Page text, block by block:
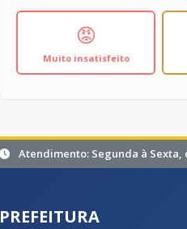
😡
Muito insatisfeito
Atendimento: Segunda à Sexta,
PREFEITURA